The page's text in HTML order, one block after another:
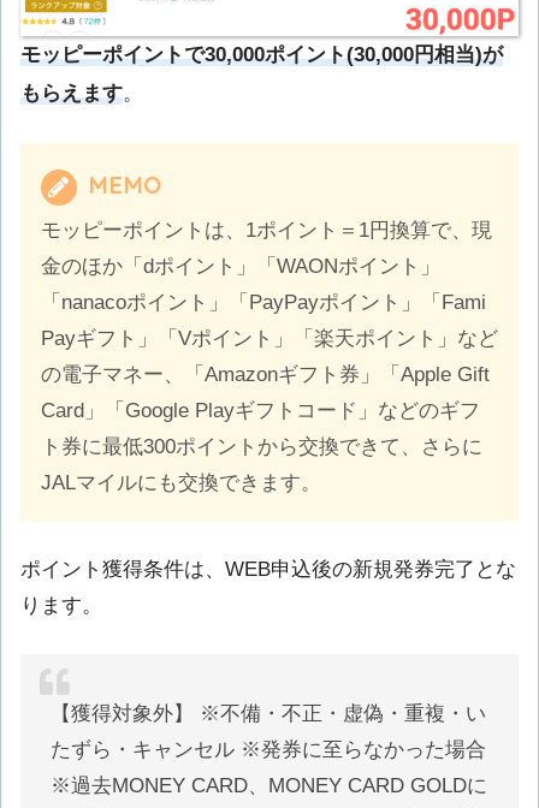
モッピーポイントで30,000ポイント(30,000円相当)が
もらえます。
MEMO
モッピーポイントは、1ポイント＝1円換算で、現
金のほか「dポイント」「WAONポイント」
「nanacoポイント」「PayPayポイント」「Fami
Payギフト」「Vポイント」「楽天ポイント」など
の電子マネー、「Amazonギフト券」「Apple Gift
Card」「Google Playギフトコード」などのギフ
ト券に最低300ポイントから交換できて、さらに
JALマイルにも交換できます。
ポイント獲得条件は、WEB申込後の新規発券完了とな
ります。
【獲得対象外】 ※不備・不正・虚偽・重複・い
たずら・キャンセル ※発券に至らなかった場合
※過去MONEY CARD、MONEY CARD GOLDに